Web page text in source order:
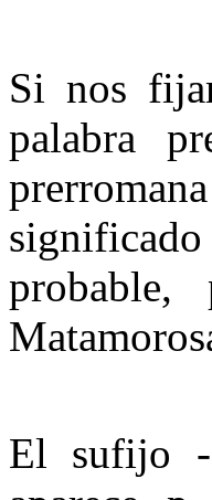
Si nos
palabra
El sufijo -